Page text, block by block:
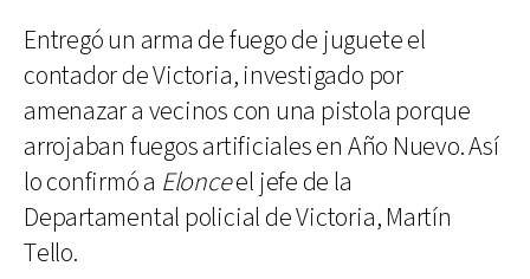
Entregó un arma de fuego de juguete el
contador de Victoria, investigado por
amenazar a vecinos con una pistola porque
arrojaban fuegos artificiales en Año Nuevo. Así
lo confirmó a Elonceel jefe de la
Departamental policial de Victoria, Martín
Tello.